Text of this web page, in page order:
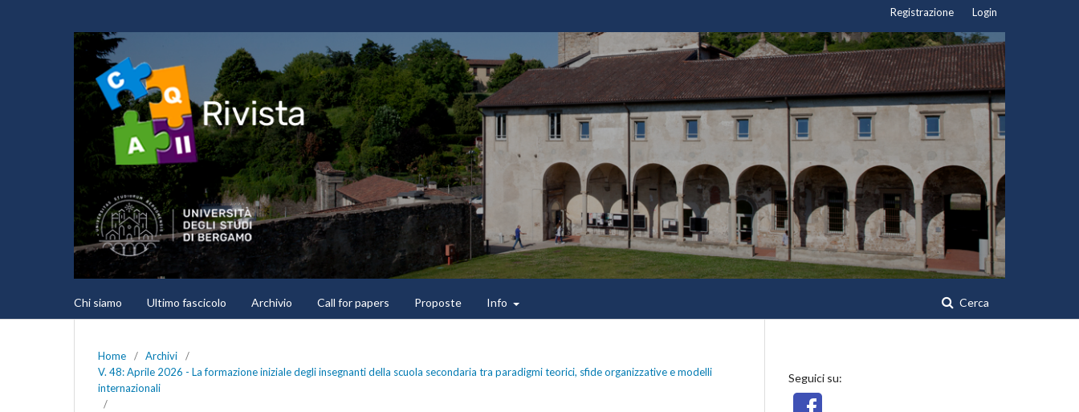
Chi siamo Ultimo fascicolo Archivio Call for papers Proposte Info Cerca
Registrazione Login
Home / Archivi
/
V. 48: Aprile 2026 - La formazione iniziale degli insegnanti della scuola secondaria tra paradigmi teorici, sfide organizzative e modelli
internazionali
/
Seguici su: